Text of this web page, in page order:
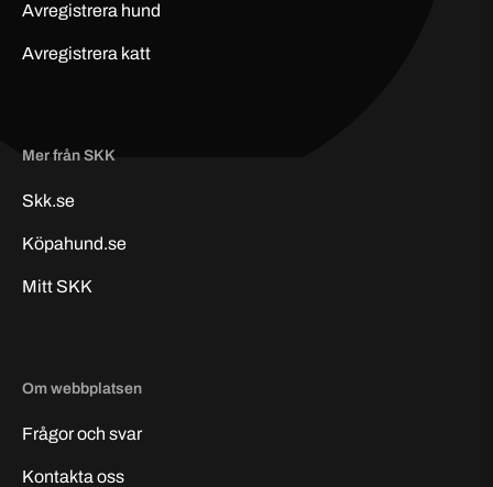
Avregistrera hund
Avregistrera katt
Mer från SKK
Skk.se
Köpahund.se
Mitt SKK
Om webbplatsen
Frågor och svar
Kontakta oss